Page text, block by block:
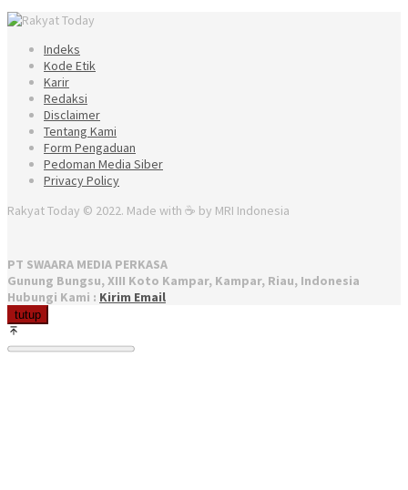
Indeks
Kode Etik
Karir
Redaksi
Disclaimer
Tentang Kami
Form Pengaduan
Pedoman Media Siber
Privacy Policy
Rakyat Today © 2022. Made with ☕ by MRI Indonesia
PT SWAARA MEDIA PERKASA
Gunung Bungsu, XIII Koto Kampar, Kampar, Riau, Indonesia
Hubungi Kami : Kirim Email
tutup